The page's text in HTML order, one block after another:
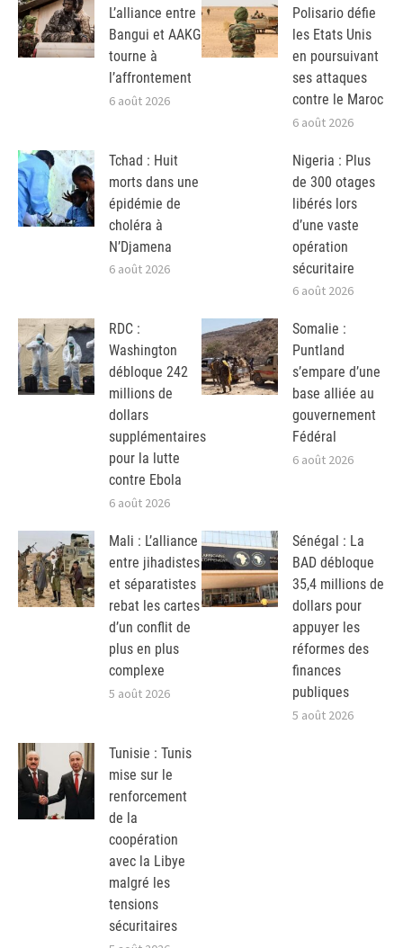
L’alliance entre
Bangui et AAKG
tourne à
l’affrontement
6 août 2026
Polisario défie
les Etats Unis
en poursuivant
ses attaques
contre le Maroc
6 août 2026
Tchad : Huit
morts dans une
épidémie de
choléra à
N’Djamena
6 août 2026
Nigeria : Plus
de 300 otages
libérés lors
d’une vaste
opération
sécuritaire
6 août 2026
RDC :
Washington
débloque 242
millions de
dollars
supplémentaires
pour la lutte
contre Ebola
6 août 2026
Somalie :
Puntland
s’empare d’une
base alliée au
gouvernement
Fédéral
6 août 2026
Mali : L’alliance
entre jihadistes
et séparatistes
rebat les cartes
d’un conflit de
plus en plus
complexe
5 août 2026
Sénégal : La
BAD débloque
35,4 millions de
dollars pour
appuyer les
réformes des
finances
publiques
5 août 2026
Tunisie : Tunis
mise sur le
renforcement
de la
coopération
avec la Libye
malgré les
tensions
sécuritaires